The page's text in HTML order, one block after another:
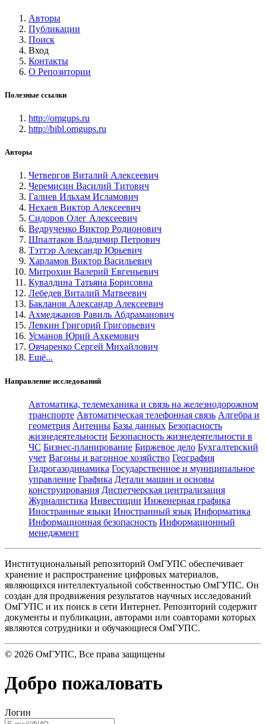
Авторы
Публикации
Поиск
Вход
Контакты
О Репозитории
Полезные ссылки
http://omgups.ru
http://bibl.omgups.ru
Авторы
Четвергов Виталий Алексеевич
Черемисин Василий Титович
Галиев Ильхам Исламович
Нехаев Виктор Алексеевич
Сидоров Олег Алексеевич
Ведрученко Виктор Родионович
Шпалтаков Владимир Петрович
Тэттэр Александр Юрьевич
Харламов Виктор Васильевич
Митрохин Валерий Евгеньевич
Кувалдина Татьяна Борисовна
Лебедев Виталий Матвеевич
Бакланов Александр Алексеевич
Ахмеджанов Равиль Абдраманович
Левкин Григорий Григорьевич
Усманов Юрий Ахкемович
Овчаренко Сергей Михайлович
Ещё...
Направление исследований
Автоматика, телемеханика и связь на железнодорожном
транспорте Автоматическая телефонная связь Алгебра и
геометрия Антенны Базы данных Безопасность
жизнедеятельности Безопасность жизнедеятельности в
ЧС Бизнес-планирование Биржевое дело Бухгалтерский
учет Вагоны и вагонное хозяйство География
Гидрогазодинамика Государственное и муниципальное
управление Графика Детали машин и основы
конструирования Диспетчерская централизация
Журналистика Инвестиции Инженерная графика
Иностранные языки Иностранный язык Информатика
Информационная безопасность Информационный
менеджмент
Институциональный репозиторий ОмГУПС обеспечивает
хранение и распространение цифровых материалов,
являющихся интеллектуальной собственностью ОмГУПС. Он
создан для продвижения результатов научных исследований
ОмГУПС и их поиск в сети Интернет. Репозиторий содержит
документы и публикации, авторами или соавторами которых
являются сотрудники и обучающиеся ОмГУПС.
© 2026 ОмГУПС, Все права защищены
Добро пожаловать
Логин